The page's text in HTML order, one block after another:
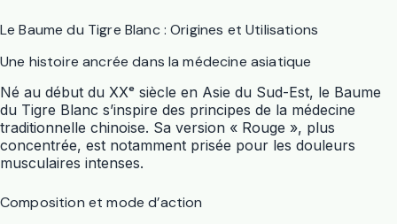
Le Baume du Tigre Blanc : Origines et Utilisations
Une histoire ancrée dans la médecine asiatique
Né au début du XXᵉ siècle en Asie du Sud-Est, le Baume
du Tigre Blanc s’inspire des principes de la médecine
traditionnelle chinoise. Sa version « Rouge », plus
concentrée, est notamment prisée pour les douleurs
musculaires intenses.
Composition et mode d’action